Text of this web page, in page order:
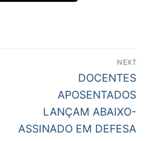
NEXT
Next
post:
DOCENTES
APOSENTADOS
LANÇAM ABAIXO-
ASSINADO EM DEFESA